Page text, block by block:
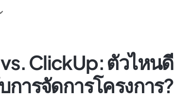
ClickUp: ตัวไหนดี
การจัดการโครงการ?